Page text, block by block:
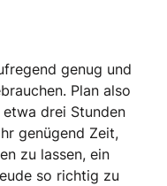
genug und
Plan also
drei Stunden
genügend Zeit,
zu lassen, ein
so richtig zu